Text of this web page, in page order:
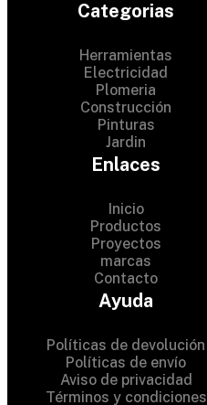
Categorias
Herramientas
Electricidad
Plomeria
Construcción
Pinturas
Jardin
Enlaces
Inicio
Productos
Proyectos
marcas
Contacto
Ayuda
Políticas de devolución
Políticas de envío
Aviso de privacidad
Términos y condiciones